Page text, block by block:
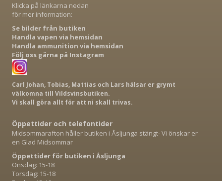
Klicka på länkarna nedan
för mer information:
Se bilder från butiken
Handla vapen via hemsidan
Handla ammunition via hemsidan
Följ oss gärna på Instagram
Carl Johan, Tobias, Mattias och Lars hälsar er grymt
välkomna till Vildsvinsbutiken.
Vi skall göra allt för att ni skall trivas.
Öppettider och telefontider
Midsommarafton håller butiken i Åsljunga stängt- Vi önskar er
en Glad Midsommar
Öppettider för butiken i Åsljunga
Onsdag: 15-18
Torsdag: 15-18